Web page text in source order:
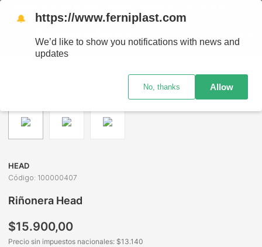
HEAD
Código: 100000407
Riñonera Head
$15.900,00
Precio sin impuestos nacionales: $13.140
🔔 https://www.ferniplast.com
We’d like to show you notifications with news and
updates
No, thanks Allow